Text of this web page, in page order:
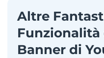
Altre
Funzionalità
Banner di